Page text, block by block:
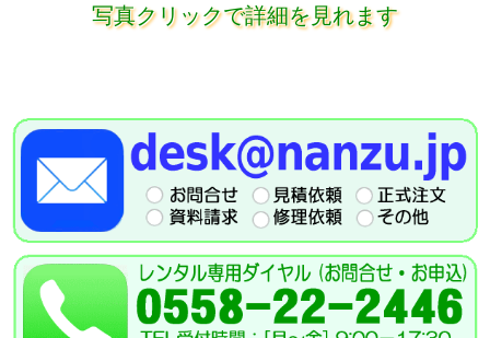
写真クリックで詳細を見れます